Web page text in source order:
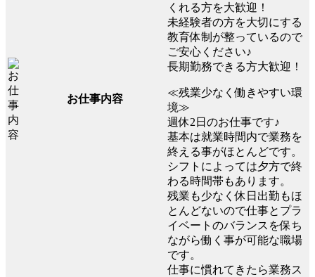
お仕事内容
くれる方を大歓迎！
未経験者の方を大切にする
教育体制が整っているので
ご安心ください♪
長期勤務できる方大歓迎！
≪残業少なく働きやすい環
境≫
週休2日のお仕事です♪
基本は就業時間内で業務を
終える事がほとんどです。
シフトによっては夕方で終
わる時間帯もあります。
残業も少なく休日出勤もほ
とんどないので仕事とプラ
イベートのバランスを保ち
ながら働く事が可能な職場
です。
仕事に慣れてきたら業務ス